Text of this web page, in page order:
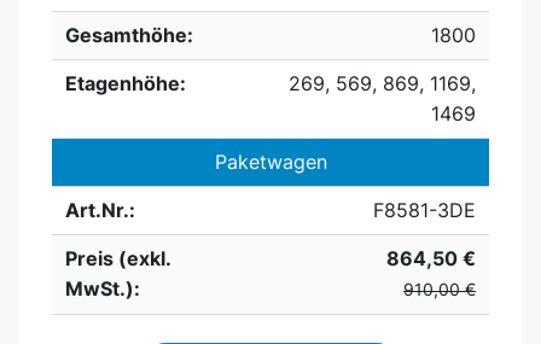
Gesamthöhe:
1800
Etagenhöhe:
269, 569, 869, 1169,
1469
Paketwagen
Art.Nr.:
F8581-3DE
Preis (exkl.
MwSt.):
864,50 €
910,00 €